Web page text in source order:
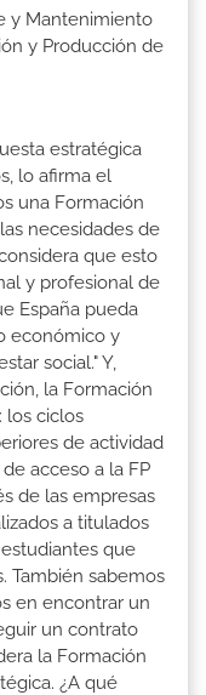
y Mantenimiento
y Producción de
estratégica
lo afirma el
una Formación
necesidades de
que esto
y profesional de
España pueda
económico y
social." Y,
la Formación
los ciclos
de actividad
acceso a la FP
de las empresas
a titulados
que
También sabemos
en encontrar un
un contrato
la Formación
¿A qué